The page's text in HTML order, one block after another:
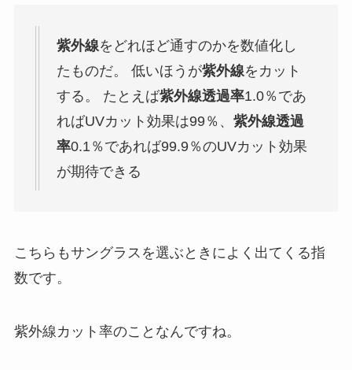
紫外線をどれほど通すのかを数値化し
たものだ。 低いほうが紫外線をカット
する。 たとえば紫外線透過率1.0％であ
ればUVカット効果は99％、 紫外線透過
率0.1％であれば99.9％のUVカット効果
が期待できる
こちらもサングラスを選ぶときによく出てくる指
数です。
紫外線カット率のことなんですね。